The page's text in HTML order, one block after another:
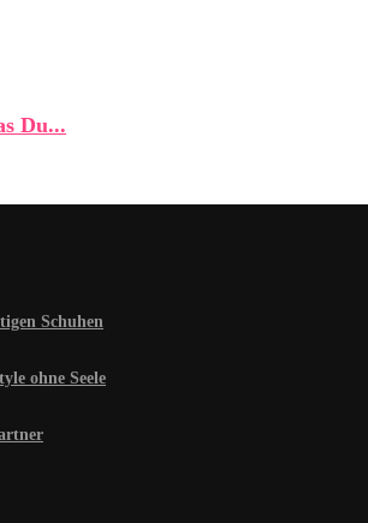
Du...
Schuhen
ohne Seele